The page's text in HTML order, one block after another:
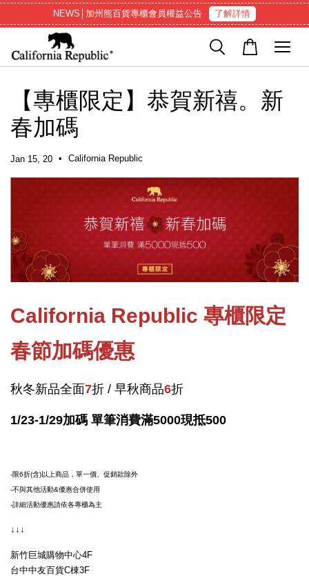
NEWS│加州熊百貨專櫃會員權益公告 了解詳情
【專櫃限定】恭賀新禧。新
春加碼
Jan 15, 20 • California Republic
California Republic 專櫃限定
春節加碼優惠
秋冬新品全面7折 / 早秋商品6折
1/23-1/29加碼 單筆消費滿5000現抵500
-限6折(含)以上商品，單一價、促銷款除外
-不與其他活動&優惠合併使用
-詳細活動優惠請依各專櫃為主
↓↓↓
新竹巨城購物中心4F
台中中友百貨C棟3F